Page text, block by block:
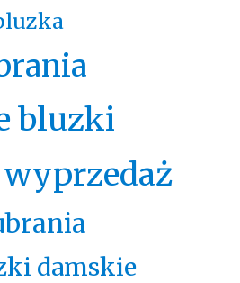
bluzki
damskie